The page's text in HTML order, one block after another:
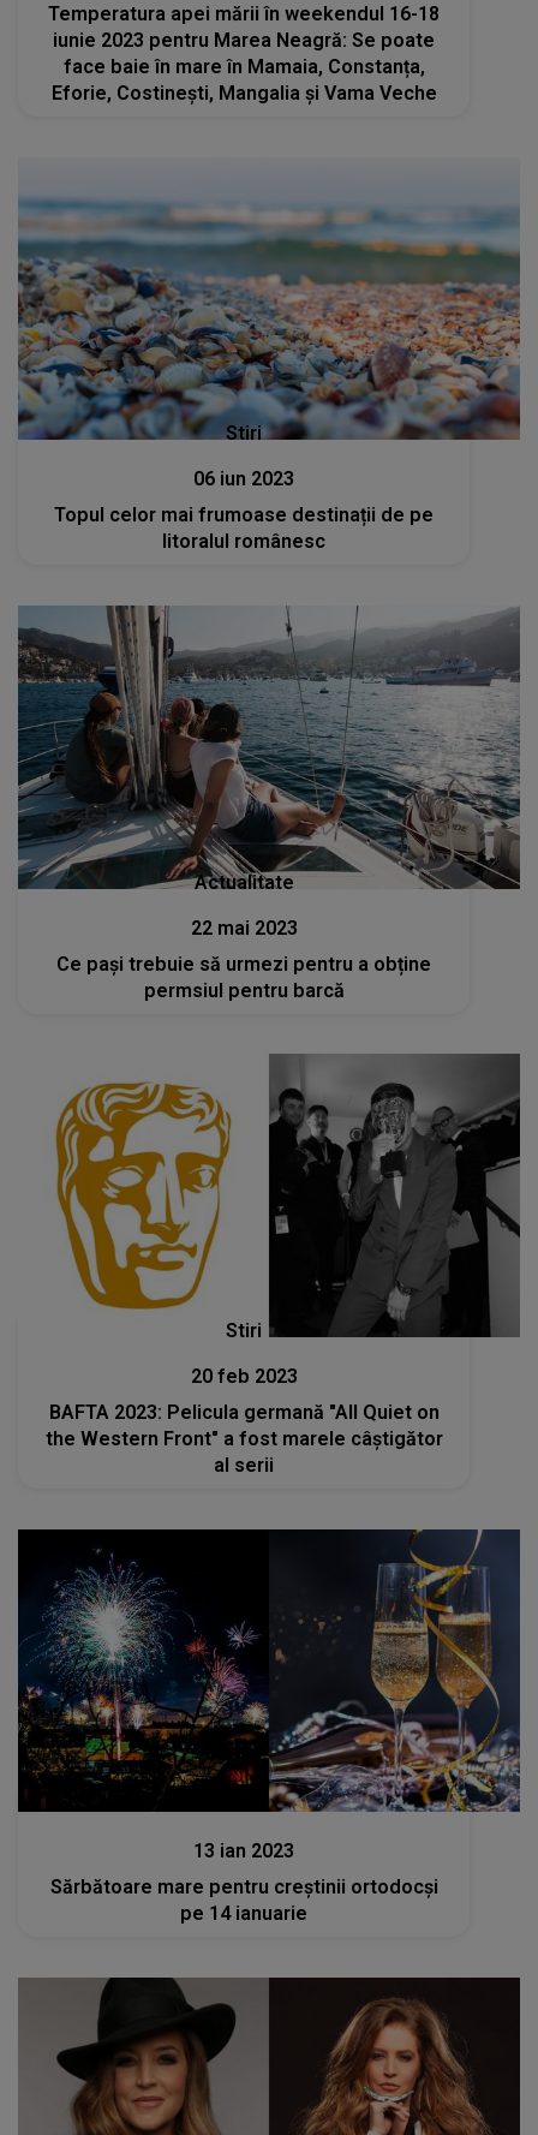
Temperatura apei mării în weekendul 16-18
iunie 2023 pentru Marea Neagră: Se poate
face baie în mare în Mamaia, Constanța,
Eforie, Costinești, Mangalia și Vama Veche
Stiri
06 iun 2023
Topul celor mai frumoase destinații de pe
litoralul românesc
Actualitate
22 mai 2023
Ce pași trebuie să urmezi pentru a obține
permsiul pentru barcă
Stiri
20 feb 2023
BAFTA 2023: Pelicula germană "All Quiet on
the Western Front" a fost marele câștigător
al serii
13 ian 2023
Sărbătoare mare pentru creștinii ortodocși
pe 14 ianuarie